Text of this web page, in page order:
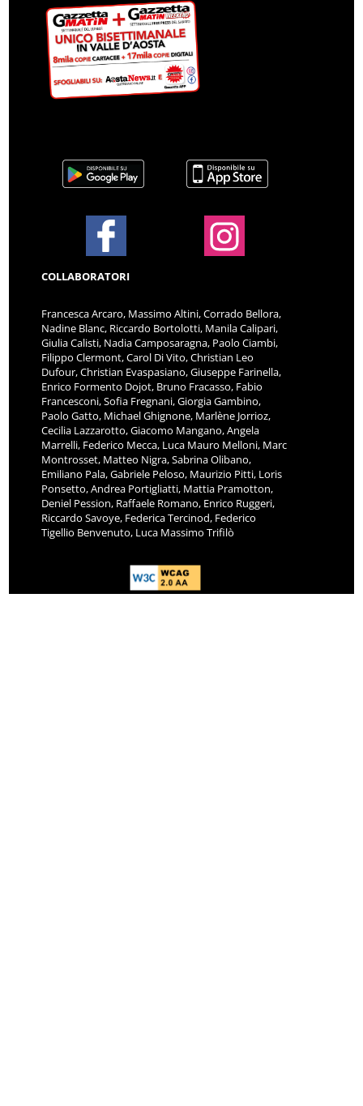
COLLABORATORI
Francesca Arcaro, Massimo Altini, Corrado Bellora,
Nadine Blanc, Riccardo Bortolotti, Manila Calipari,
Giulia Calisti, Nadia Camposaragna, Paolo Ciambi,
Filippo Clermont, Carol Di Vito, Christian Leo
Dufour, Christian Evaspasiano, Giuseppe Farinella,
Enrico Formento Dojot, Bruno Fracasso, Fabio
Francesconi, Sofia Fregnani, Giorgia Gambino,
Paolo Gatto, Michael Ghignone, Marlène Jorrioz,
Cecilia Lazzarotto, Giacomo Mangano, Angela
Marrelli, Federico Mecca, Luca Mauro Melloni, Marc
Montrosset, Matteo Nigra, Sabrina Olibano,
Emiliano Pala, Gabriele Peloso, Maurizio Pitti, Loris
Ponsetto, Andrea Portigliatti, Mattia Pramotton,
Deniel Pession, Raffaele Romano, Enrico Ruggeri,
Riccardo Savoye, Federica Tercinod, Federico
Tigellio Benvenuto, Luca Massimo Trifilò